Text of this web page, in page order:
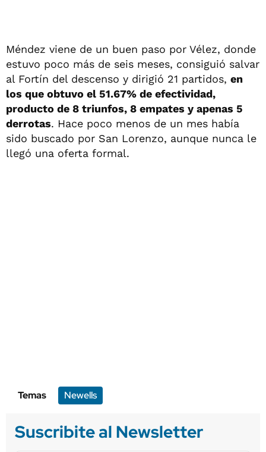
Méndez viene de un buen paso por Vélez, donde
estuvo poco más de seis meses, consiguió salvar
al Fortín del descenso y dirigió 21 partidos, en
los que obtuvo el 51.67% de efectividad,
producto de 8 triunfos, 8 empates y apenas 5
derrotas. Hace poco menos de un mes había
sido buscado por San Lorenzo, aunque nunca le
llegó una oferta formal.
Temas Newells
Suscribite al Newsletter